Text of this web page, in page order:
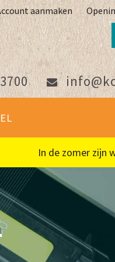
aanmaken
In de zomer zijn we